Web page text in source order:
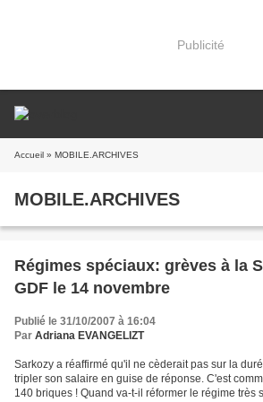
Publicité
Accueil » MOBILE.ARCHIVES
MOBILE.ARCHIVES
Régimes spéciaux: grèves à la
GDF le 14 novembre
Publié le 31/10/2007 à 16:04
Par Adriana EVANGELIZT
Sarkozy a réaffirmé qu'il ne cèderait pas sur la
tripler son salaire en guise de réponse. C'est
140 briques ! Quand va-t-il réformer le régime très